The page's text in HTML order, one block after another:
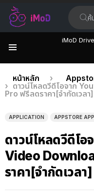
iMoD Drive
เรื่อง
ล่าสุด
คุณอยู่ที่นี่:
หน้าหลัก
ดาวน์โหลดวีดีโอจาก
Pro ฟรีลดราคา[จำกัดเวลา]
APPLICATION APPSTORE APP
ดาวน์โหลดวีดีโอ
Video
ราคา[จำกัดเวลา]